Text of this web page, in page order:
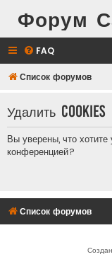
Форум
FAQ
Список форумов
Удалить cookies
Вы уверены, что
конференцией?
Список форумов